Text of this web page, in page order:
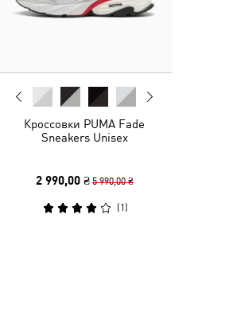
Кроссовки PUMA Fade
Sneakers Unisex
2 990,00 ₴ 5 990,00 ₴
(1 )